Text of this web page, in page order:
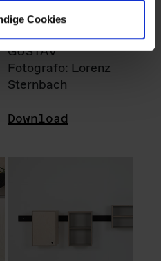
Cookies
GUSTAV
Fotografo: Lorenz
Sternbach
Download